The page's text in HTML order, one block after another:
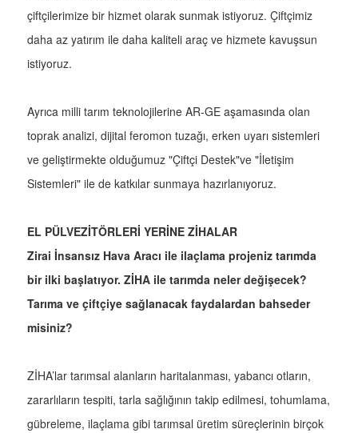
çiftçilerimize bir hizmet olarak sunmak istiyoruz. Çiftçimiz
daha az yatırım ile daha kaliteli araç ve hizmete kavuşsun
istiyoruz.
Ayrıca milli tarım teknolojilerine AR-GE aşamasında olan
toprak analizi, dijital feromon tuzağı, erken uyarı sistemleri
ve geliştirmekte olduğumuz "Çiftçi Destek"ve "İletişim
Sistemleri" ile de katkılar sunmaya hazırlanıyoruz.
EL PÜLVEZİTÖRLERİ YERİNE ZİHALAR
Zirai İnsansız Hava Aracı ile ilaçlama projeniz tarımda
bir ilki başlatıyor. ZİHA ile tarımda neler değişecek?
Tarıma ve çiftçiye sağlanacak faydalardan bahseder
misiniz?
ZİHA’lar tarımsal alanların haritalanması, yabancı otların,
zararlıların tespiti, tarla sağlığının takip edilmesi, tohumlama,
gübreleme, ilaçlama gibi tarımsal üretim süreçlerinin birçok